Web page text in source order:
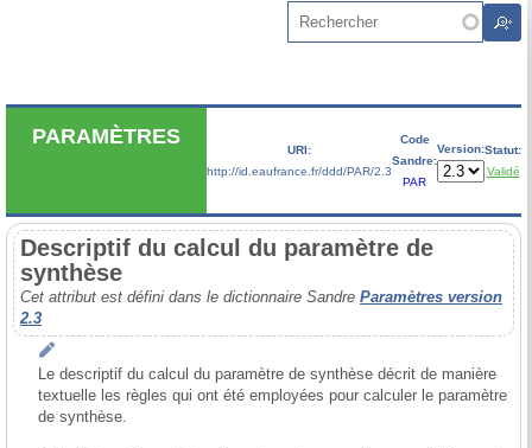
Rechercher
PARAMÈTRES
URI:
http://id.eaufrance.fr/ddd/PAR/2.3
Code
Sandre:
PAR
Version:Statut:
Validé
Descriptif du calcul du paramètre de
synthèse
Cet attribut est défini dans le dictionnaire Sandre Paramètres version
2.3
Le descriptif du calcul du paramètre de synthèse décrit de manière
textuelle les règles qui ont été employées pour calculer le paramètre
de synthèse.